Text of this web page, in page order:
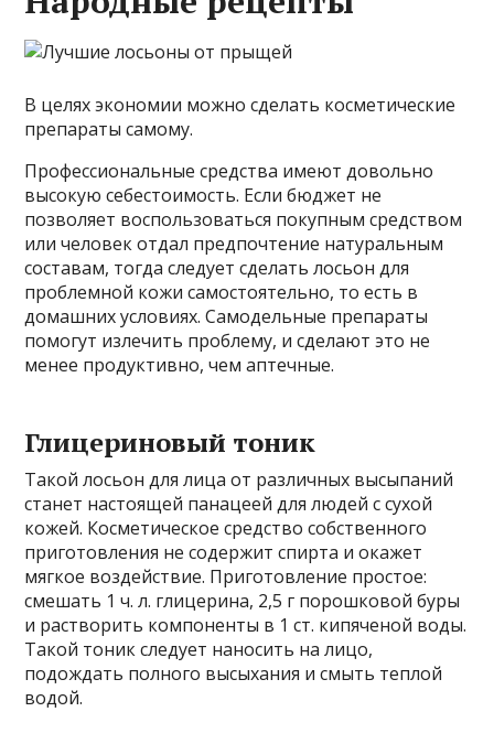
В целях экономии можно сделать косметические
препараты самому.
Профессиональные средства имеют довольно
высокую себестоимость. Если бюджет не
позволяет воспользоваться покупным средством
или человек отдал предпочтение натуральным
составам, тогда следует сделать лосьон для
проблемной кожи самостоятельно, то есть в
домашних условиях. Самодельные препараты
помогут излечить проблему, и сделают это не
менее продуктивно, чем аптечные.
Глицериновый тоник
Такой лосьон для лица от различных высыпаний
станет настоящей панацеей для людей с сухой
кожей. Косметическое средство собственного
приготовления не содержит спирта и окажет
мягкое воздействие. Приготовление простое:
смешать 1 ч. л. глицерина, 2,5 г порошковой буры
и растворить компоненты в 1 ст. кипяченой воды.
Такой тоник следует наносить на лицо,
подождать полного высыхания и смыть теплой
водой.